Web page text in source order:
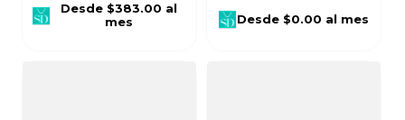
Desde $383.00 al
mes
Desde $0.00 al mes